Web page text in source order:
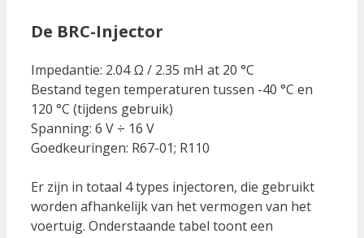
De BRC-Injector
Impedantie: 2.04 Ω / 2.35 mH at 20 °C
Bestand tegen temperaturen tussen -40 °C en
120 °C (tijdens gebruik)
Spanning: 6 V ÷ 16 V
Goedkeuringen: R67-01; R110
Er zijn in totaal 4 types injectoren, die gebruikt
worden afhankelijk van het vermogen van het
voertuig. Onderstaande tabel toont een